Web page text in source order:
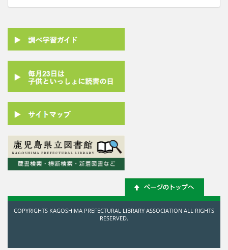
COPYRIGHTS KAGOSHIMA PREFECTURAL LIBRARY ASSOCIATION ALL RIGHTS
RESERVED.